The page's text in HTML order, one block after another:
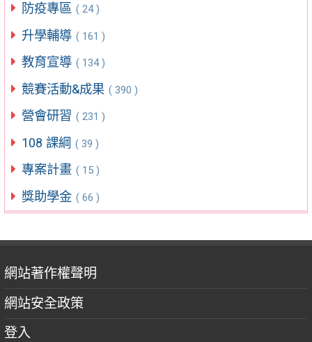
防疫專區 ( 24 )
升學輔導 ( 161 )
教育宣導 ( 134 )
競賽活動&成果 ( 390 )
營會研習 ( 231 )
108 課綱 ( 39 )
專案計畫 ( 15 )
獎助學金 ( 66 )
網站著作權聲明
網站安全政策
登入